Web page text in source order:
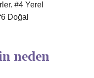
#4 Yerel
Doğal
neden